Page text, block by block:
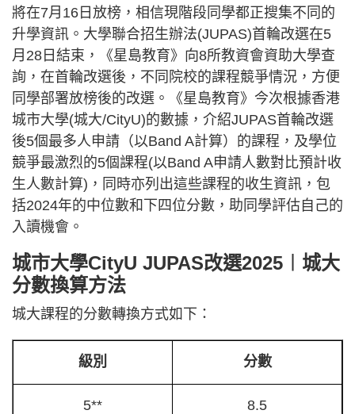
將在7月16日放榜，相信現階段同學都正搜集不同的
升學資訊。大學聯合招生辦法(JUPAS)首輪改選在5
月28日結束，《星島教育》向8所教資會資助大學查
詢，在首輪改選後，不同院校的課程競爭情況，方便
同學部署放榜後的改選。《星島教育》今次根據香港
城市大學(城大/CityU)的數據，介紹JUPAS首輪改選
後5個最多人申請（以Band A計算）的課程，及學位
競爭最激烈的5個課程(以Band A申請人數對比預計收
生人數計算)，同時亦列出這些課程的收生資訊，包
括2024年的中位數和下四位分數，助同學評估自己的
入讀機會。
城市大學CityU JUPAS改選2025︱城大
分數換算方法
城大課程的分數轉換方式如下：
級別 分數
5** 8.5